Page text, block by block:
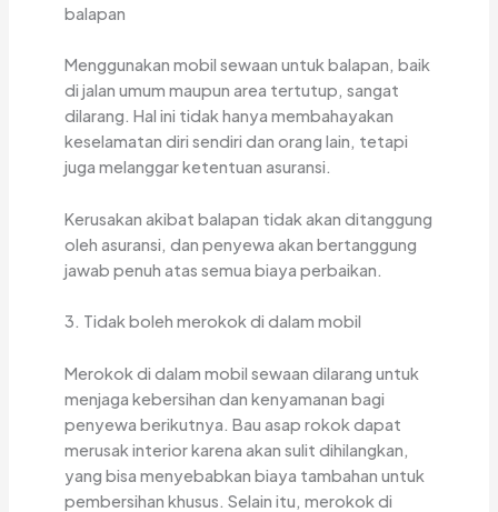
balapan
Menggunakan mobil sewaan untuk balapan, baik
di jalan umum maupun area tertutup, sangat
dilarang. Hal ini tidak hanya membahayakan
keselamatan diri sendiri dan orang lain, tetapi
juga melanggar ketentuan asuransi.
Kerusakan akibat balapan tidak akan ditanggung
oleh asuransi, dan penyewa akan bertanggung
jawab penuh atas semua biaya perbaikan.
3. Tidak boleh merokok di dalam mobil
Merokok di dalam mobil sewaan dilarang untuk
menjaga kebersihan dan kenyamanan bagi
penyewa berikutnya. Bau asap rokok dapat
merusak interior karena akan sulit dihilangkan,
yang bisa menyebabkan biaya tambahan untuk
pembersihan khusus. Selain itu, merokok di